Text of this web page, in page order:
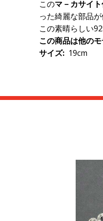
このマ－カサイ
った綺麗な部品が
この素晴らしい
この商品は他の
サイズ: 19cm